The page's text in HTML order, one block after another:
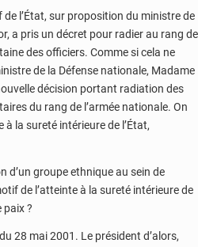
de l’État, sur proposition du ministre de
a pris un décret pour radier au rang de
des officiers. Comme si cela ne
de la Défense nationale, Madame
décision portant radiation des
du rang de l’armée nationale. On
la sureté intérieure de l’État,
d’un groupe ethnique au sein de
de l’atteinte à la sureté intérieure de
paix ?
28 mai 2001. Le président d’alors,